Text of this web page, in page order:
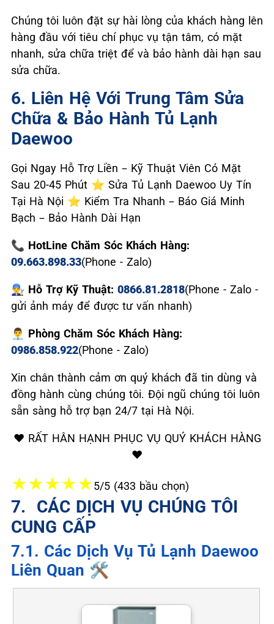
Chúng tôi luôn đặt sự hài lòng của khách hàng lên
hàng đầu với tiêu chí phục vụ tận tâm, có mặt
nhanh, sửa chữa triệt để và bảo hành dài hạn sau
sửa chữa.
6. Liên Hệ Với Trung Tâm Sửa
Chữa & Bảo Hành Tủ Lạnh
Daewoo
Gọi Ngay Hỗ Trợ Liền – Kỹ Thuật Viên Có Mặt
Sau 20-45 Phút ⭐ Sửa Tủ Lạnh Daewoo Uy Tín
Tại Hà Nội ⭐ Kiểm Tra Nhanh – Báo Giá Minh
Bạch – Bảo Hành Dài Hạn
📞 HotLine Chăm Sóc Khách Hàng:
09.663.898.33(Phone - Zalo)
👨‍🔧 Hỗ Trợ Kỹ Thuật: 0866.81.2818(Phone - Zalo -
gửi ảnh máy để được tư vấn nhanh)
👨‍💼 Phòng Chăm Sóc Khách Hàng:
0986.858.922(Phone - Zalo)
Xin chân thành cảm ơn quý khách đã tin dùng và
đồng hành cùng chúng tôi. Đội ngũ chúng tôi luôn
sẵn sàng hỗ trợ bạn 24/7 tại Hà Nội.
❤️ RẤT HÂN HẠNH PHỤC VỤ QUÝ KHÁCH HÀNG
❤️
★★★★★5/5 (433 bầu chọn)
7. ️ CÁC DỊCH VỤ CHÚNG TÔI
CUNG CẤP
7.1. Các Dịch Vụ Tủ Lạnh Daewoo
Liên Quan 🛠️